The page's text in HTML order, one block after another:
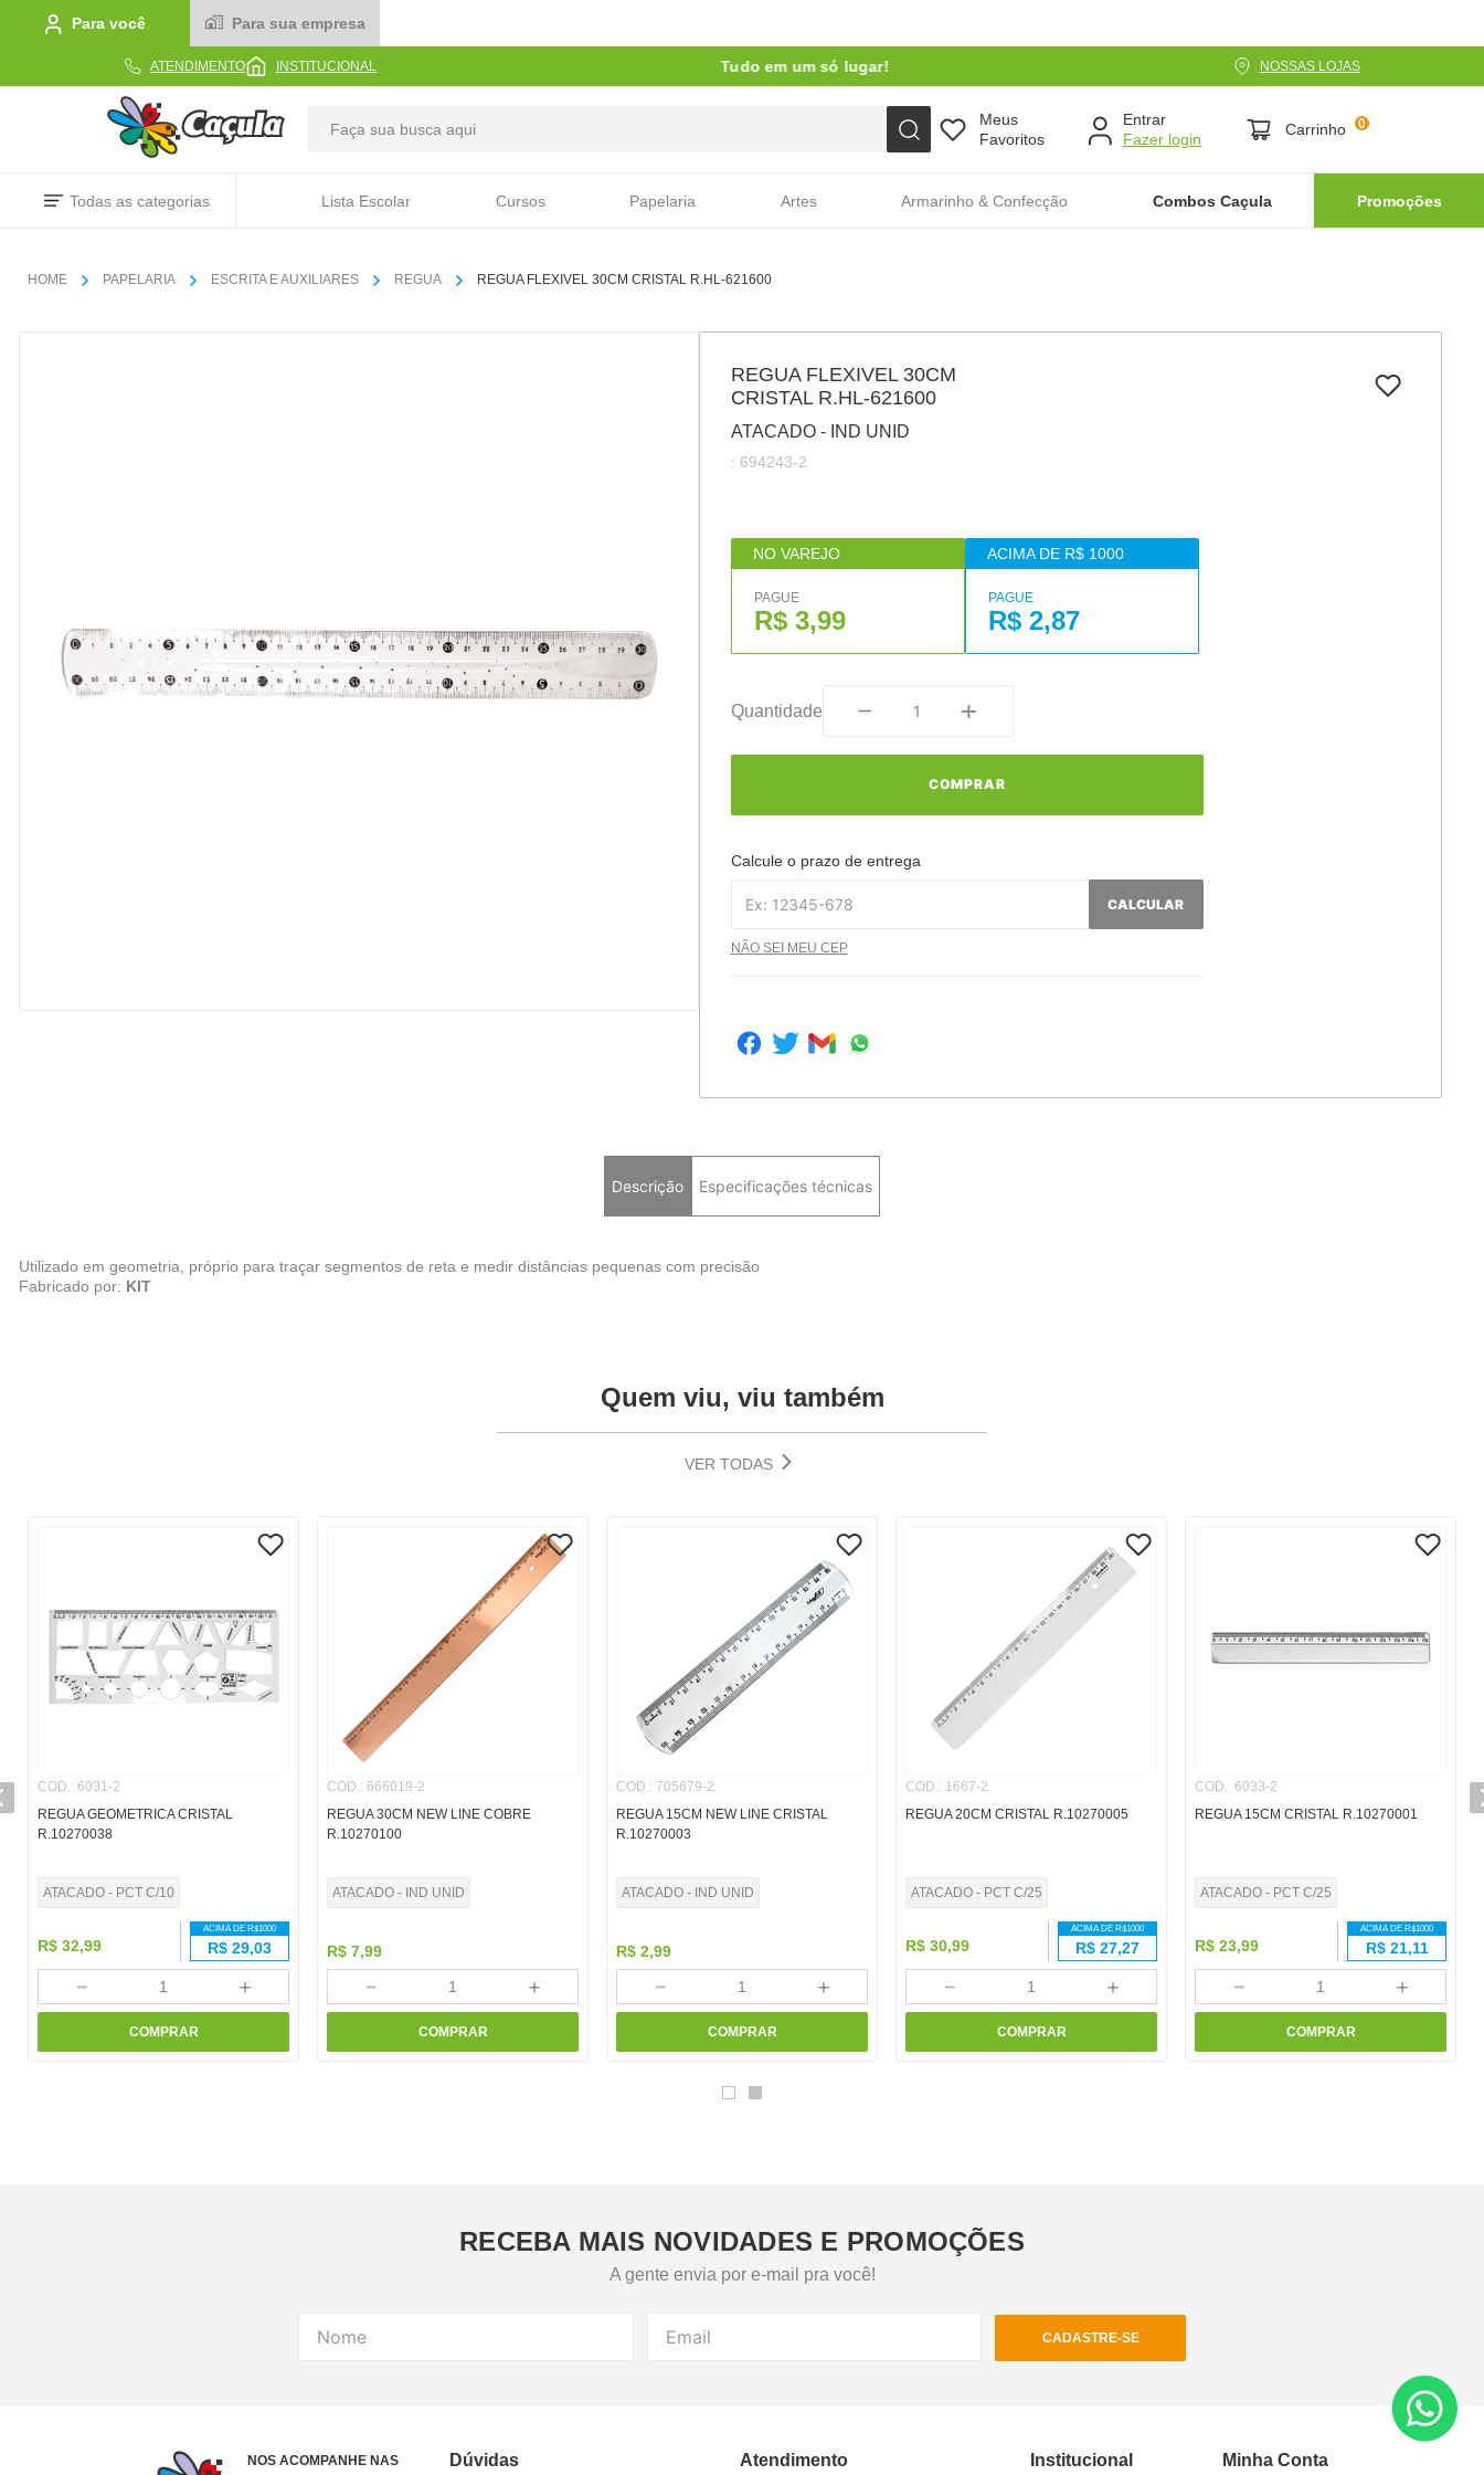
Para você Para sua empresa
ATENDIMENTO INSTITUCIONAL Tudo em um só lugar! NOSSAS LOJAS
Meus
Favoritos
Entrar
Carrinho 0
Todas as categorias Lista Escolar Cursos Papelaria Artes Armarinho & Confecção Combos Caçula Promoções
PAPELARIA ESCRITA E AUXILIARES REGUA REGUA FLEXIVEL 30CM CRISTAL R.HL-621600
REGUA FLEXIVEL 30CM
CRISTAL R.HL-621600
ATACADO - IND UNID
: 694243-2
NO VAREJO
PAGUE
R$ 3,99
ACIMA DE R$ 1000
PAGUE
R$ 2,87
Quantidade
COMPRAR
Calcule o prazo de entrega
CALCULAR
NÃO SEI MEU CEP
Descrição Especificações técnicas
Utilizado em geometria, próprio para traçar segmentos de reta e medir distâncias pequenas com precisão
Fabricado por: KIT
Quem viu, viu também
VER TODAS
COD.: 6031-2
REGUA GEOMETRICA CRISTAL
R.10270038
ATACADO - PCT C/10
R$ 32,99
ACIMA DE R$1000
R$ 29,03
＋
－
COMPRAR
COD.: 666019-2
REGUA 30CM NEW LINE COBRE
R.10270100
ATACADO - IND UNID
R$ 7,99
＋
－
COMPRAR
COD.: 705679-2
REGUA 15CM NEW LINE CRISTAL
R.10270003
ATACADO - IND UNID
R$ 2,99
＋
－
COMPRAR
COD.: 1667-2
REGUA 20CM CRISTAL R.10270005
ATACADO - PCT C/25
R$ 30,99
ACIMA DE R$1000
R$ 27,27
＋
－
COMPRAR
COD.: 6033-2
REGUA 15CM CRISTAL R.10270001
ATACADO - PCT C/25
R$ 23,99
ACIMA DE R$1000
R$ 21,11
＋
－
COMPRAR
RECEBA MAIS NOVIDADES E PROMOÇÕES
A gente envia por e-mail pra você!
CADASTRE-SE
NOS ACOMPANHE NAS
Dúvidas Atendimento Institucional Minha Conta
TERMOS MAIS BUSCADOS